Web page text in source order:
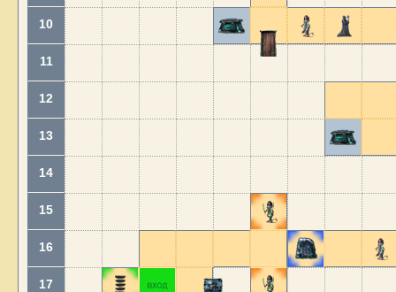
10
11
12
13
14
15
16
17